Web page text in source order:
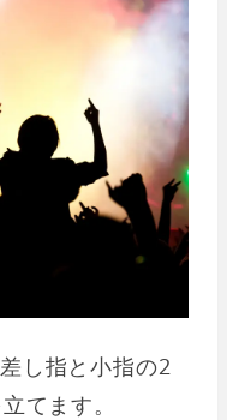
し指と小指の2
てます。